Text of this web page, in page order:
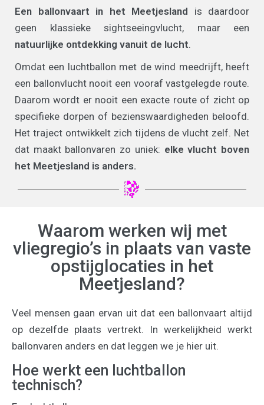
Een ballonvaart in het Meetjesland is daardoor
geen klassieke sightseeingvlucht, maar een
natuurlijke ontdekking vanuit de lucht.
Omdat een luchtballon met de wind meedrijft, heeft
een ballonvlucht nooit een vooraf vastgelegde route.
Daarom wordt er nooit een exacte route of zicht op
specifieke dorpen of bezienswaardigheden beloofd.
Het traject ontwikkelt zich tijdens de vlucht zelf. Net
dat maakt ballonvaren zo uniek: elke vlucht boven
het Meetjesland is anders.
Waarom werken wij met
vliegregio’s in plaats van vaste
opstijglocaties in het
Meetjesland?
Veel mensen gaan ervan uit dat een ballonvaart altijd
op dezelfde plaats vertrekt. In werkelijkheid werkt
ballonvaren anders en dat leggen we je hier uit.
Hoe werkt een luchtballon
technisch?